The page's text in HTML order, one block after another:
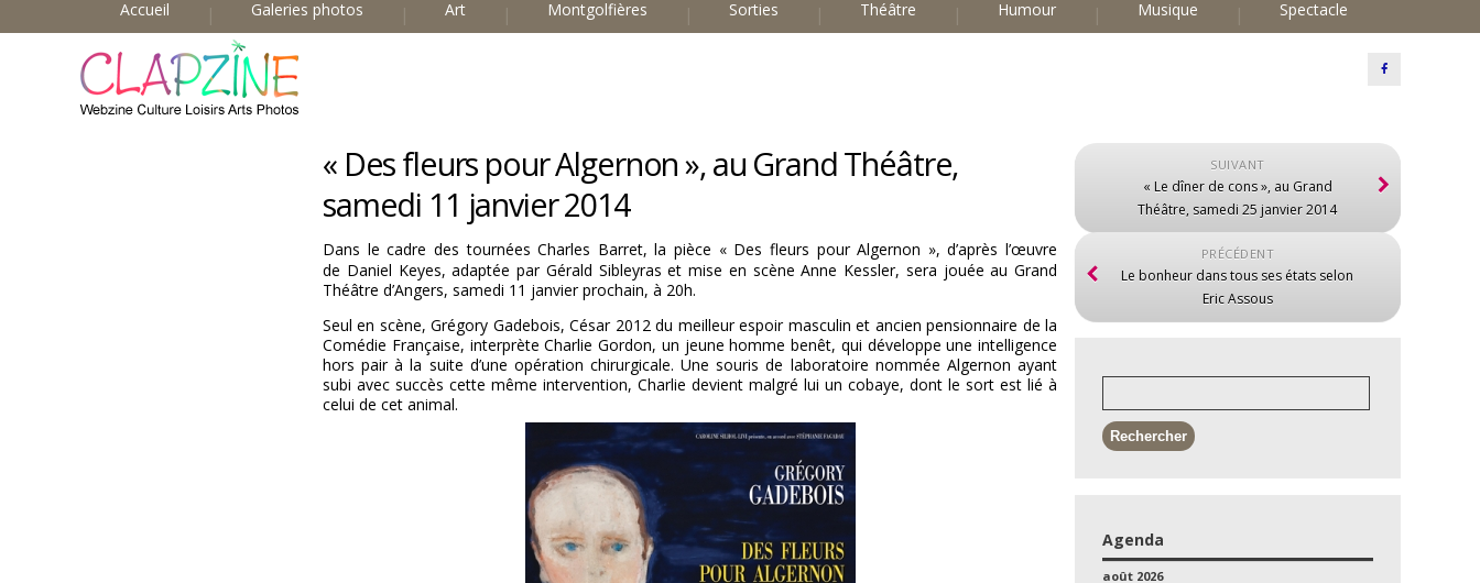
Accueil Galeries photos Art Montgolfières Sorties Théâtre Humour Musique Spectacle
« Des fleurs pour Algernon », au Grand Théâtre,
samedi 11 janvier 2014
Dans le cadre des tournées Charles Barret, la pièce « Des fleurs pour Algernon », d’après l’œuvre
de Daniel Keyes, adaptée par Gérald Sibleyras et mise en scène Anne Kessler, sera jouée au Grand
Théâtre d’Angers, samedi 11 janvier prochain, à 20h.
Seul en scène, Grégory Gadebois, César 2012 du meilleur espoir masculin et ancien pensionnaire de la
Comédie Française, interprète Charlie Gordon, un jeune homme benêt, qui développe une intelligence
hors pair à la suite d’une opération chirurgicale. Une souris de laboratoire nommée Algernon ayant
subi avec succès cette même intervention, Charlie devient malgré lui un cobaye, dont le sort est lié à
celui de cet animal.
SUIVANT
« Le dîner de cons », au Grand
Théâtre, samedi 25 janvier 2014
PRÉCÉDENT
Le bonheur dans tous ses états selon
Eric Assous
Agenda
août 2026